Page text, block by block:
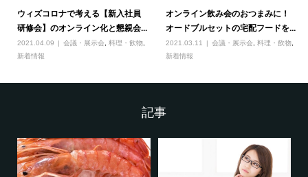
ウィズコロナで考える【新入社員
研修会】のオンライン化と懇親会...
2021.04.09 会議・展示会, 料理・飲物,
新着情報
オンライン飲み会のおつまみに！
オードブルセットの宅配フードを...
2021.03.11 会議・展示会,料理・飲物,
新着情報
記事